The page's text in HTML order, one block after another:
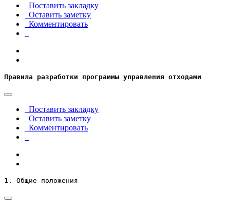
Поставить закладку
Оставить заметку
Комментировать
Правила разработки программы управления отходами
Поставить закладку
Оставить заметку
Комментировать
1. Общие положения